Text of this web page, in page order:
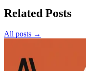
Related Posts
All posts →